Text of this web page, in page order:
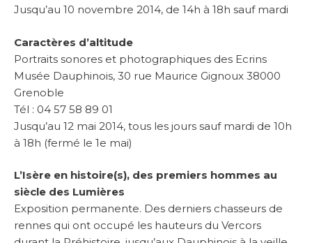
Jusqu’au 10 novembre 2014, de 14h à 18h sauf mardi
Caractères d’altitude
Portraits sonores et photographiques des Ecrins
Musée Dauphinois, 30 rue Maurice Gignoux 38000
Grenoble
Tél : 04 57 58 89 01
Jusqu’au 12 mai 2014, tous les jours sauf mardi de 10h
à 18h (fermé le 1e mai)
L’Isère en histoire(s), des premiers hommes au
siècle des Lumières
Exposition permanente. Des derniers chasseurs de
rennes qui ont occupé les hauteurs du Vercors